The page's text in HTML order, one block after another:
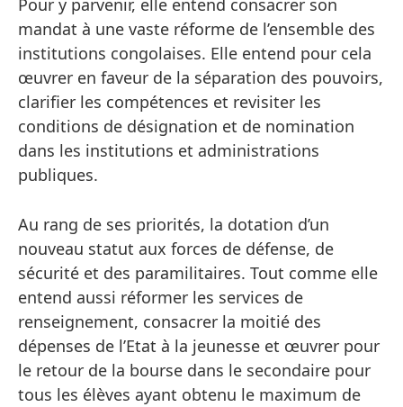
Pour y parvenir, elle entend consacrer son
mandat à une vaste réforme de l’ensemble des
institutions congolaises. Elle entend pour cela
œuvrer en faveur de la séparation des pouvoirs,
clarifier les compétences et revisiter les
conditions de désignation et de nomination
dans les institutions et administrations
publiques.
Au rang de ses priorités, la dotation d’un
nouveau statut aux forces de défense, de
sécurité et des paramilitaires. Tout comme elle
entend aussi réformer les services de
renseignement, consacrer la moitié des
dépenses de l’Etat à la jeunesse et œuvrer pour
le retour de la bourse dans le secondaire pour
tous les élèves ayant obtenu le maximum de